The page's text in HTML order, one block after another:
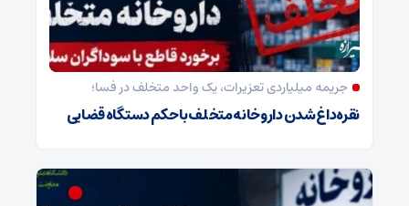
جریمه میلیاردی تعزیرات، یک واحد متخلف در فسا؛
نقره‌داغ شدن داروخانه متخلف با حکم دستگاه قضایی